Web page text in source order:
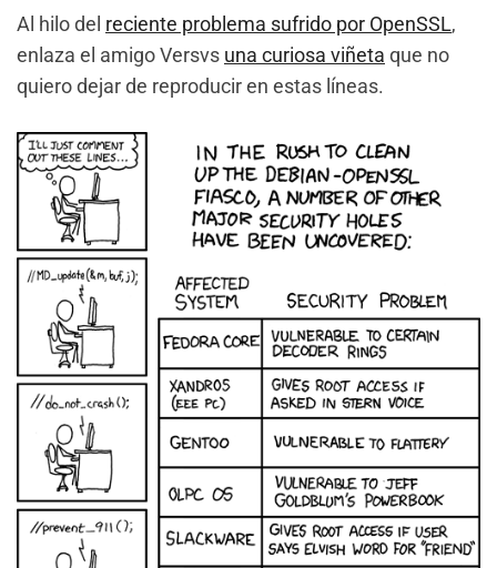
Al hilo del reciente problema sufrido por OpenSSL,
enlaza el amigo Versvs una curiosa viñeta que no
quiero dejar de reproducir en estas líneas.